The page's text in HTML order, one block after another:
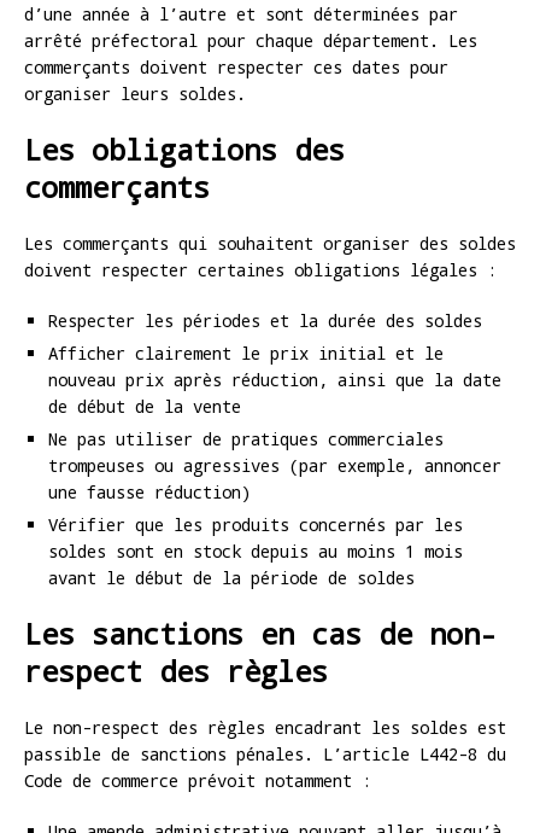
d’une année à l’autre et sont déterminées par
arrêté préfectoral pour chaque département. Les
commerçants doivent respecter ces dates pour
organiser leurs soldes.
Les obligations des
commerçants
Les commerçants qui souhaitent organiser des soldes
doivent respecter certaines obligations légales :
Respecter les périodes et la durée des soldes
Afficher clairement le prix initial et le
nouveau prix après réduction, ainsi que la date
de début de la vente
Ne pas utiliser de pratiques commerciales
trompeuses ou agressives (par exemple, annoncer
une fausse réduction)
Vérifier que les produits concernés par les
soldes sont en stock depuis au moins 1 mois
avant le début de la période de soldes
Les sanctions en cas de non-
respect des règles
Le non-respect des règles encadrant les soldes est
passible de sanctions pénales. L’article L442-8 du
Code de commerce prévoit notamment :